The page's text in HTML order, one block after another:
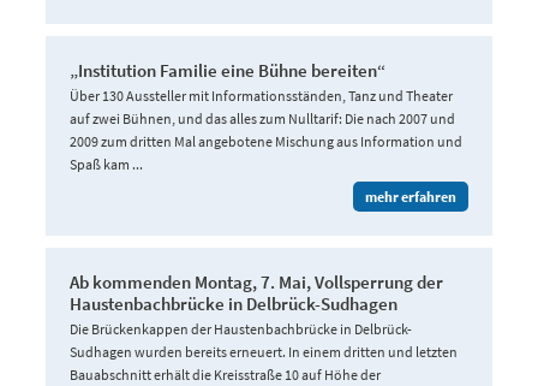
„Institution Familie eine Bühne bereiten“
Über 130 Aussteller mit Informationsständen, Tanz und Theater
auf zwei Bühnen, und das alles zum Nulltarif: Die nach 2007 und
2009 zum dritten Mal angebotene Mischung aus Information und
Spaß kam ...
mehr erfahren
Ab kommenden Montag, 7. Mai, Vollsperrung der
Haustenbachbrücke in Delbrück-Sudhagen
Die Brückenkappen der Haustenbachbrücke in Delbrück-
Sudhagen wurden bereits erneuert. In einem dritten und letzten
Bauabschnitt erhält die Kreisstraße 10 auf Höhe der